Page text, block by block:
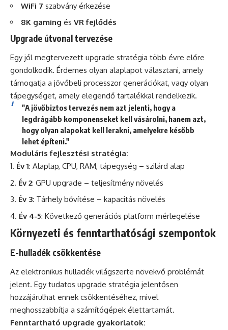
WiFi 7 szabvány érkezése
8K gaming és VR fejlődés
Upgrade útvonal tervezése
Egy jól megtervezett upgrade stratégia több évre előre
gondolkodik. Érdemes olyan alaplapot választani, amely
támogatja a jövőbeli processzor generációkat, vagy olyan
tápegységet, amely elegendő tartalékkal rendelkezik.
"A jövőbiztos tervezés nem azt jelenti, hogy a
legdrágább komponenseket kell vásárolni, hanem azt,
hogy olyan alapokat kell lerakni, amelyekre később
lehet építeni."
Moduláris fejlesztési stratégia:
Év 1: Alaplap, CPU, RAM, tápegység – szilárd alap
Év 2: GPU upgrade – teljesítmény növelés
Év 3: Tárhely bővítése – kapacitás növelés
Év 4-5: Következő generációs platform mérlegelése
Környezeti és fenntarthatósági szempontok
E-hulladék csökkentése
Az elektronikus hulladék világszerte növekvő problémát
jelent. Egy tudatos upgrade stratégia jelentősen
hozzájárulhat ennek csökkentéséhez, mivel
meghosszabbítja a számítógépek élettartamát.
Fenntartható upgrade gyakorlatok: